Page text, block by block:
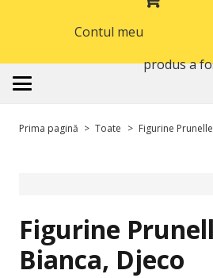
Contul meu
produsa
Prima pagină > Toate > Figurine
Figurine
Bianca, Djeco